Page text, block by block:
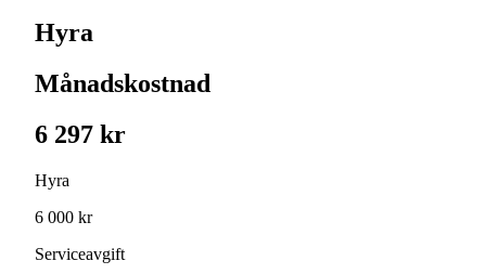
Hyra
Månadskostnad
6 297 kr
Hyra
6 000 kr
Serviceavgift